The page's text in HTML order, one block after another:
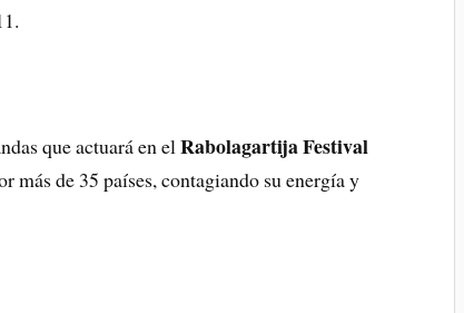
que actuará en elRabolagartija Festival
más de 35 países, contagiando su energía y